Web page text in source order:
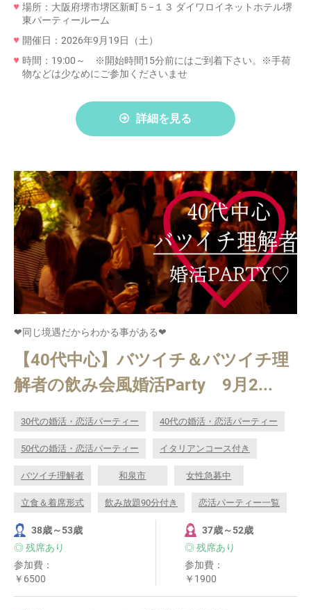
場所：大阪府堺市堺区新町５−１３ ダイワロイネットホテル堺
東パーティールーム
開催日：2026年9月19日（土）
時間：19:00～ ※開始時間15分前にはご到着下さい。※手荷
物などは少なめにご参加くださいませ
詳細を見る
❤同じ境遇だからわかる事がある❤
【40代中心】バツイチ＆バツイチ理
解者の飲み会風婚活Party 9月2...
30代の婚活・恋活パーティー 40代の婚活・恋活パーティー
50代の婚活・恋活パーティー イタリアンコース付き
バツイチ理解者 和泉市 女性急募中
立食＆着席形式 飲み放題90分付き 恋活パーティー一覧
38歳～53歳
◎ 残席あり
参加費：
￥6500
37歳～52歳
◎ 残席あり
参加費：
￥1900